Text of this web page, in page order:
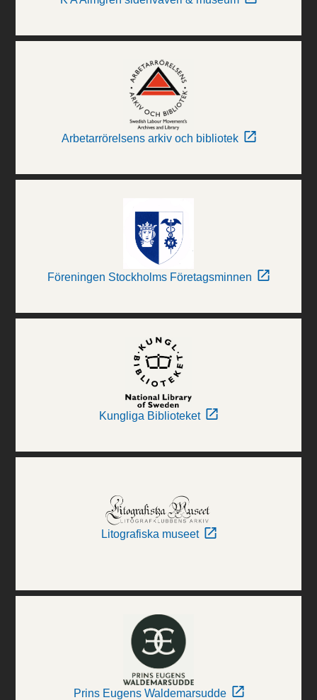
Arbetarrörelsens arkiv och bibliotek
Föreningen Stockholms Företagsminnen
Kungliga Biblioteket
Litografiska museet
Prins Eugens Waldemarsudde